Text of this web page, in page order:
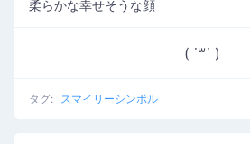
柔らかな幸せそうな顔
( ˙꒳​˙ )
タグ: スマイリーシンボル